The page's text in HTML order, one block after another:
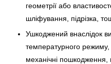
геометрії або
шліфування, підрізка,
Ушкоджений внаслідок
температурного режиму,
механічні